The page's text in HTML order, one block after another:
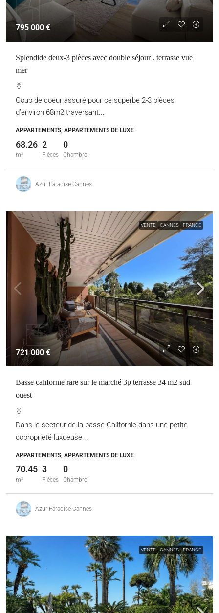
795 000 €
Splendide deux-3 pièces avec double séjour . terrasse vue
mer
Coup de coeur assuré pour ce superbe 2-3 pièces
d’environ 68m2 traversant...
APPARTEMENTS, APPARTEMENTS DE LUXE
68.26
m²
2
Pièces
0
Chambre
Azur Paradise Cannes
VENTE CANNES FRANCE
721 000 €
Basse californie rare sur le marché 3p terrasse 34 m2 sud
ouest
Dans le secteur de la basse Californie dans une petite
copropriété luxueuse...
APPARTEMENTS, APPARTEMENTS DE LUXE
70.45
m²
3
Pièces
0
Chambre
Azur Paradise Cannes
VENTE CANNES FRANCE